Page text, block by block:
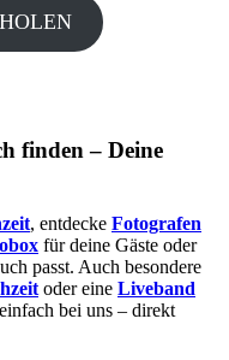
finden – Deine
, entdecke Fotografen
für deine Gäste oder
passt. Auch besondere
oder eine Liveband
bei uns – direkt